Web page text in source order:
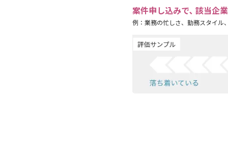
案件申し込みで､ 該当企
例：業務の忙しさ、勤務スタイル